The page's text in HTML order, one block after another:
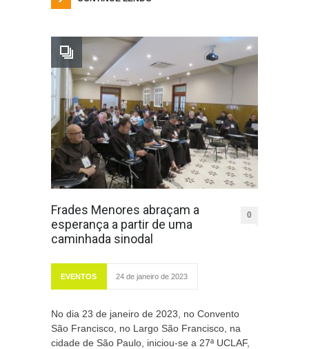
Frades Menores abraçam a
esperança a partir de uma
caminhada sinodal
0
EVENTOS 24 de janeiro de 2023
No dia 23 de janeiro de 2023, no Convento
São Francisco, no Largo São Francisco, na
cidade de São Paulo, iniciou-se a 27ª UCLAF,